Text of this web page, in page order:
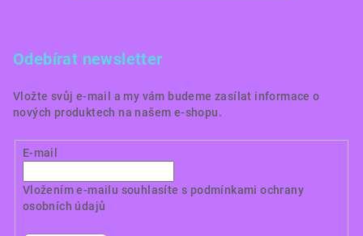
Odebírat newsletter
Vložte svůj e-mail a my vám budeme zasílat informace o
nových produktech na našem e-shopu.
E-mail
Vložením e-mailu souhlasíte s podmínkami ochrany
osobních údajů